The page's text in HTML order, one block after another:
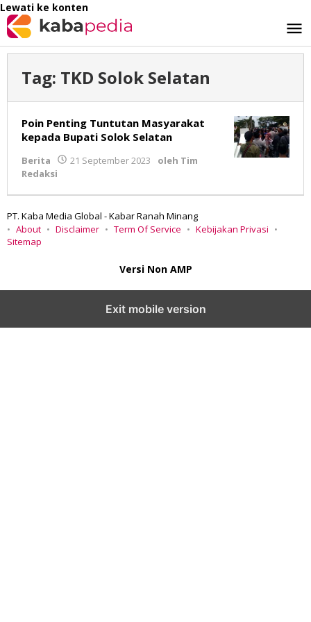
Lewati ke konten
Tag: TKD Solok Selatan
Poin Penting Tuntutan Masyarakat
kepada Bupati Solok Selatan
Berita 21 September 2023 oleh Tim
Redaksi
PT. Kaba Media Global - Kabar Ranah Minang
About
Disclaimer Term Of Service
Kebijakan Privasi
Sitemap
Versi Non AMP
Exit mobile version